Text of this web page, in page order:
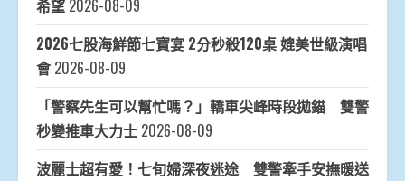
希望 2026-08-09
2026七股海鮮節七寶宴 2分秒殺120桌 媲美世級演唱
會 2026-08-09
「警察先生可以幫忙嗎？」轎車尖峰時段拋錨 雙警
秒變推車大力士 2026-08-09
波麗士超有愛！七旬婦深夜迷途 雙警牽手安撫暖送